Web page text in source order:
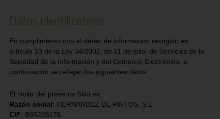
Datos identificativos:
En cumplimiento con el deber de información recogido en
artículo 10 de la Ley 34/2002, de 11 de julio, de Servicios de la
Sociedad de la Información y del Comercio Electrónico, a
continuación se reflejan los siguientes datos:
El titular del presente Sitio es:
Razón social: HERNANDEZ DE PINTOS, S.L.
CIF: B05228176